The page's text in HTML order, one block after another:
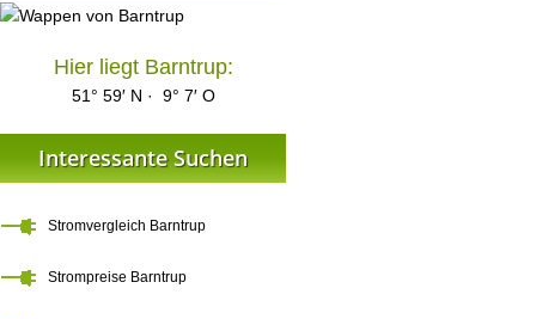
Hier liegt Barntrup:
51° 59′ N · 9° 7′ O
Interessante Suchen
Stromvergleich Barntrup
Strompreise Barntrup